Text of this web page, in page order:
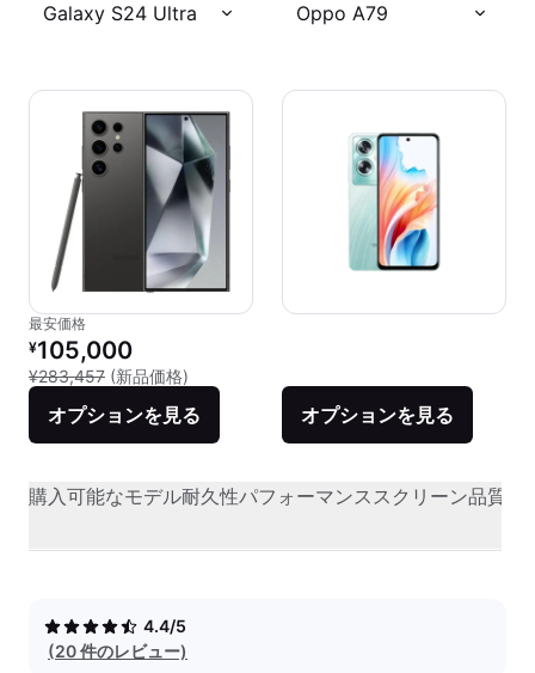
Galaxy S24 Ultra Oppo A79
最安価格
リファービッシュ品の価格：
¥105,000
¥283,457 (新品価格)
オプションを見る オプションを見る
購入可能なモデル耐久性パフォーマンススクリーン品質
4.4/5
(20 件のレビュー)